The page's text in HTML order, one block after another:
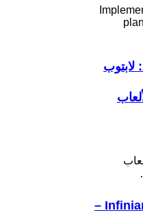
AORUS Master 18 BYH: لابتوب
مراجعة موقع انفني ارك Infiniarc –